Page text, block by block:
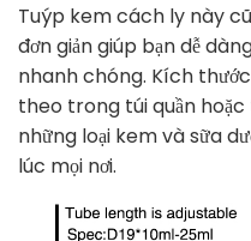
Tuýp kem cách ly này
đơn giản giúp bạn dễ
nhanh chóng. Kích
theo trong túi quần
những loại kem và sữa
lúc mọi nơi.